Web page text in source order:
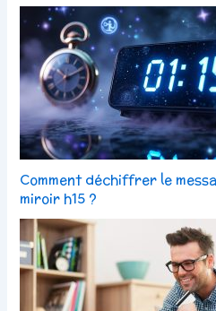
Comment déchiffrer le
miroir h15 ?